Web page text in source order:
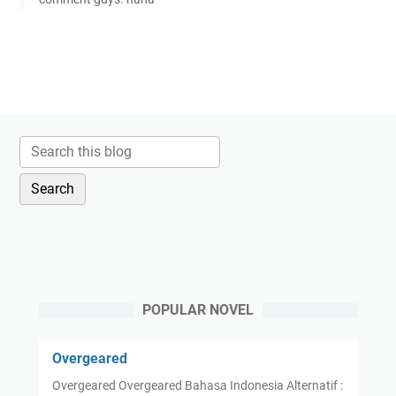
POPULAR NOVEL
Overgeared
Overgeared Overgeared Bahasa Indonesia Alternatif :